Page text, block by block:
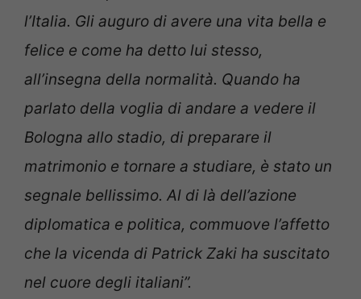
l’Italia. Gli auguro di avere una vita bella e
felice e come ha detto lui stesso,
all’insegna della normalità. Quando ha
parlato della voglia di andare a vedere il
Bologna allo stadio, di preparare il
matrimonio e tornare a studiare, è stato un
segnale bellissimo. Al di là dell’azione
diplomatica e politica, commuove l’affetto
che la vicenda di Patrick Zaki ha suscitato
nel cuore degli italiani”.